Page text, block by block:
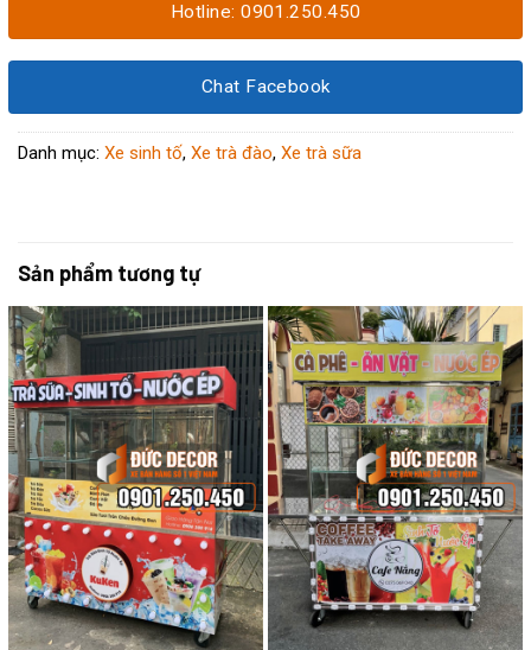
Hotline: 0901.250.450
Chat Facebook
Danh mục: Xe sinh tố, Xe trà đào, Xe trà sữa
Sản phẩm tương tự